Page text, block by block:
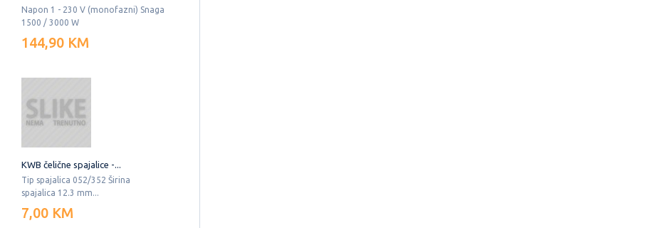
Napon 1 - 230 V (monofazni) Snaga
1500 / 3000 W
144,90 KM
KWB čelične spajalice -...
Tip spajalica 052/352 Širina
spajalica 12.3 mm...
7,00 KM